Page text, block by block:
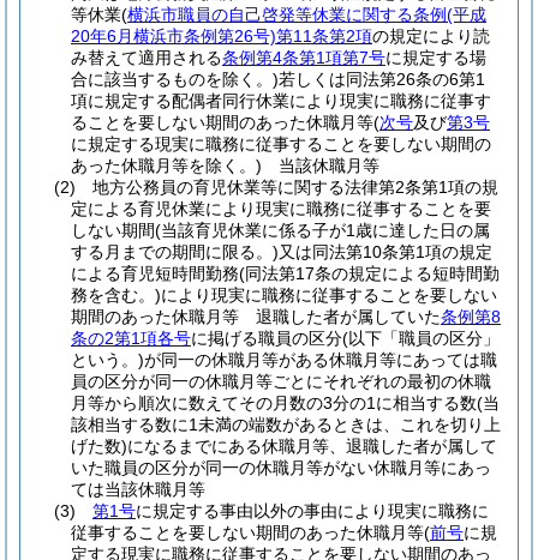
等休業(横浜市職員の自己啓発等休業に関する条例(平成
20年6月横浜市条例第26号)第11条第2項の規定により読
み替えて適用される条例第4条第1項第7号に規定する場
合に該当するものを除く。)若しくは同法第26条の6第1
項に規定する配偶者同行休業により現実に職務に従事す
ることを要しない期間のあった休職月等(次号及び第3号
に規定する現実に職務に従事することを要しない期間の
あった休職月等を除く。) 当該休職月等
(2)
地方公務員の育児休業等に関する法律第2条第1項の規
定による育児休業により現実に職務に従事することを要
しない期間(当該育児休業に係る子が1歳に達した日の属
する月までの期間に限る。)又は同法第10条第1項の規定
による育児短時間勤務(同法第17条の規定による短時間勤
務を含む。)により現実に職務に従事することを要しない
期間のあった休職月等 退職した者が属していた条例第8
条の2第1項各号に掲げる職員の区分(以下「職員の区分」
という。)が同一の休職月等がある休職月等にあっては職
員の区分が同一の休職月等ごとにそれぞれの最初の休職
月等から順次に数えてその月数の3分の1に相当する数(当
該相当する数に1未満の端数があるときは、これを切り上
げた数)になるまでにある休職月等、退職した者が属して
いた職員の区分が同一の休職月等がない休職月等にあっ
ては当該休職月等
(3)
第1号に規定する事由以外の事由により現実に職務に
従事することを要しない期間のあった休職月等(前号に規
定する現実に職務に従事することを要しない期間のあっ